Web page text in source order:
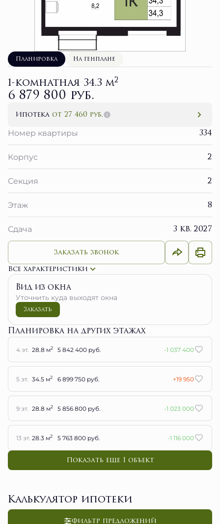
Планировка На генплане
1-комнатная 34.3 м2
6 879 800 руб.
Ипотека от 27 460 руб.
Номер квартиры
334
Корпус 2
Секция 2
Этаж 8
Сдача 3 кв. 2027
Заказать звонок
Все характеристики
Вид из окна
Уточнить куда выходят окна
Заказать
Планировка на других этажах
4 эт. 28.8 м2 5 842 400 руб. -1 037 400
5 эт. 34.5 м2 6 899 750 руб. +19 950
9 эт. 28.8 м2 5 856 800 руб. -1 023 000
13 эт. 28.3 м2 5 763 800 руб. -1 116 000
Показать еще 1 объект
Калькулятор ипотеки
Фильтр предложений